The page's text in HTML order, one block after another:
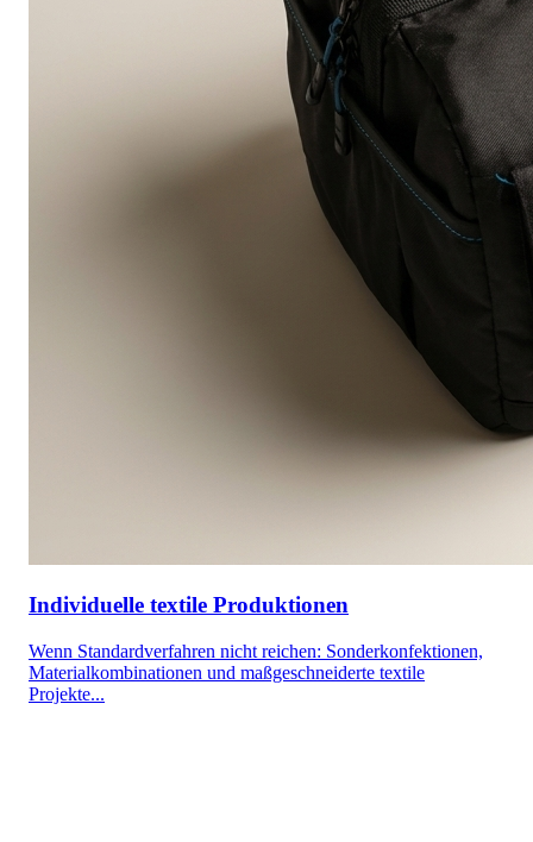
Individuelle textile Produktionen
Wenn Standardverfahren nicht reichen: Sonderkonfektionen,
Materialkombinationen und maßgeschneiderte textile
Projekte...